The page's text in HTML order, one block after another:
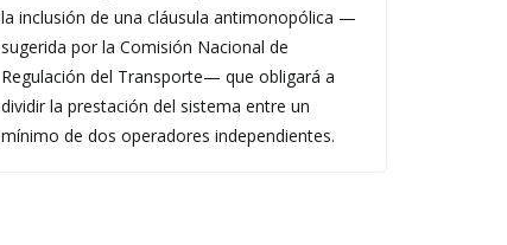
la inclusión de una cláusula antimonopólica —
sugerida por la Comisión Nacional de
Regulación del Transporte— que obligará a
dividir la prestación del sistema entre un
mínimo de dos operadores independientes.